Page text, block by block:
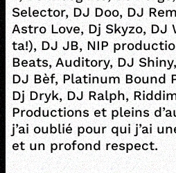
Selector, DJ Doo, DJ
Astro Love, Dj Skyzo,
ta!), DJ JB, NIP
Beats, Auditory, DJ
DJ Bèf, Platinum Bound
Dj Dryk, DJ Ralph,
Productions et pleins
j’ai oublié pour qui j’ai
et un profond respect.